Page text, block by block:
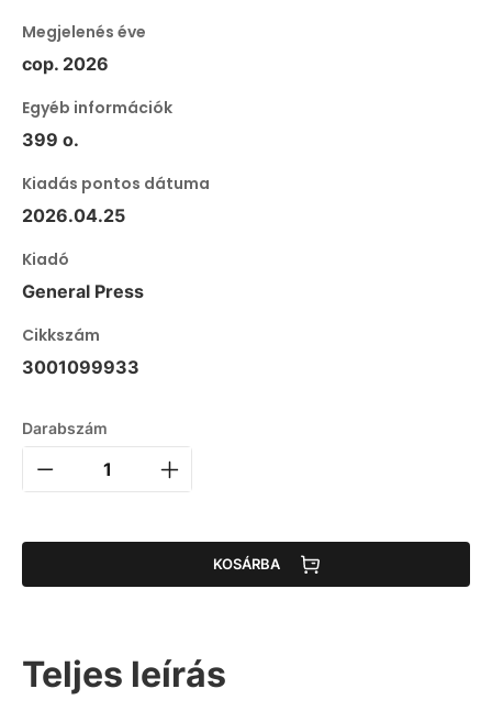
Megjelenés éve
cop. 2026
Egyéb információk
399 o.
Kiadás pontos dátuma
2026.04.25
Kiadó
General Press
Cikkszám
3001099933
Darabszám
KOSÁRBA
Teljes leírás